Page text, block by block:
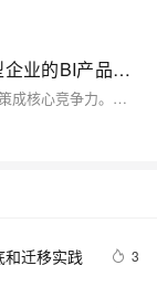
2025 年企业 BI 系统搭建指南，适合大型企业的BI产品推荐
2025年，企业数字化转型迈向深水区，数据驱动决策成核心竞争力。本文聚焦瓴羊Quick BI、微软Power BI、Tableau、思迈特Smartbi、永洪Yonghong五大主流BI工具，从背景、功能到案例全面解析，助力企业高效选型与落地应用。
和迁移实践 3